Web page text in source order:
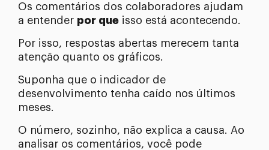
Os comentários dos colaboradores ajudam
a entender por que isso está acontecendo.
Por isso, respostas abertas merecem tanta
atenção quanto os gráficos.
Suponha que o indicador de
desenvolvimento tenha caído nos últimos
meses.
O número, sozinho, não explica a causa. Ao
analisar os comentários, você pode